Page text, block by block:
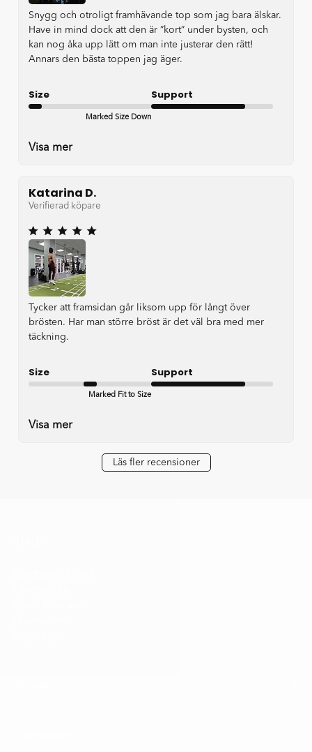
Snygg och otroligt framhävande top som jag bara älskar.
Have in mind dock att den är ”kort” under bysten, och
kan nog åka upp lätt om man inte justerar den rätt!
Annars den bästa toppen jag äger.
Size
Marked Size Down
Support
Visa mer
Katarina D.
Verifierad köpare
Tycker att framsidan går liksom upp för långt över
brösten. Har man större bröst är det väl bra med mer
täckning.
Size
Marked Fit to Size
Support
Visa mer
Läs fler recensioner